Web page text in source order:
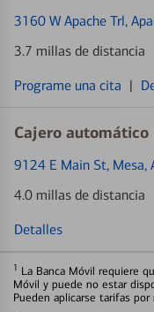
3160 W Apache Trl,
3.7 millas de distancia
Programe una cita |
Cajero automático
9124 E Main St, Mesa,
4.0 millas de distancia
Detalles
1 La Banca Móvil requiere
Móvil y puede no estar
Pueden aplicarse tarifas